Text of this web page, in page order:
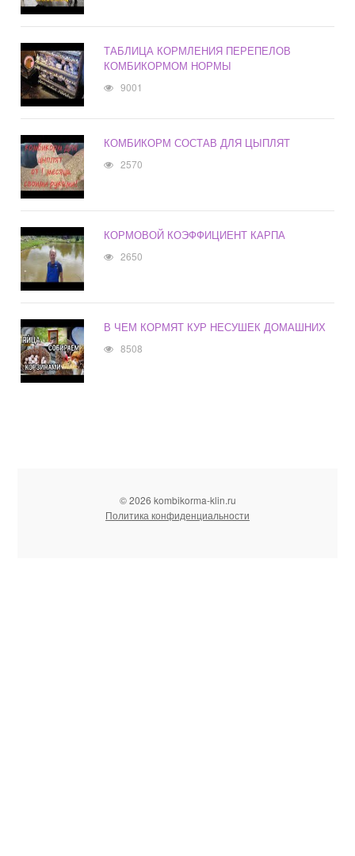
ТАБЛИЦА КОРМЛЕНИЯ ПЕРЕПЕЛОВ
КОМБИКОРМОМ НОРМЫ
9001
КОМБИКОРМ СОСТАВ ДЛЯ ЦЫПЛЯТ
2570
КОРМОВОЙ КОЭФФИЦИЕНТ КАРПА
2650
В ЧЕМ КОРМЯТ КУР НЕСУШЕК ДОМАШНИХ
8508
© 2026 kombikorma-klin.ru
Политика конфиденциальности